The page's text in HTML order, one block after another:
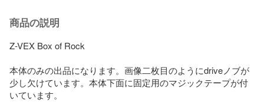
商品の説明
Z-VEX Box of Rock
本体のみの出品になります。画像二枚目のようにdriveノブが
少し欠けています。本体下面に固定用のマジックテープが付
いています。